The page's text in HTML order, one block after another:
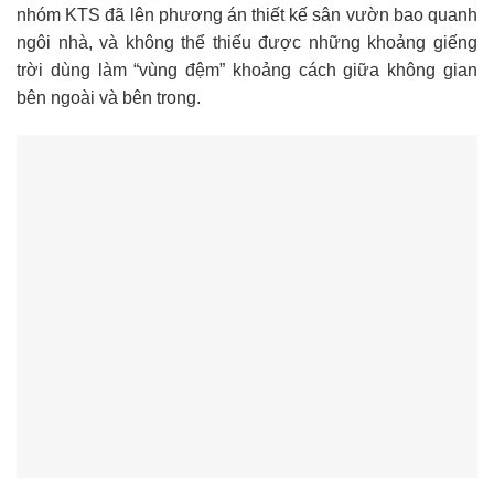
nhóm KTS đã lên phương án thiết kế sân vườn bao quanh
ngôi nhà, và không thể thiếu được những khoảng giếng
trời dùng làm “vùng đệm” khoảng cách giữa không gian
bên ngoài và bên trong.